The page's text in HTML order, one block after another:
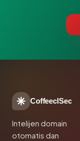
CoffeeclSec
Intelijen domain
otomatis dan